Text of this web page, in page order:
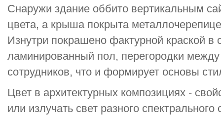
Снаружи здание оббито вертикальным
цвета, а крыша покрыта
Изнутри покрашено фактурной краской в
ламинированный пол, перегородки
сотрудников, что и формирует основы
Цвет в архитектурных композициях -
или излучать свет разного